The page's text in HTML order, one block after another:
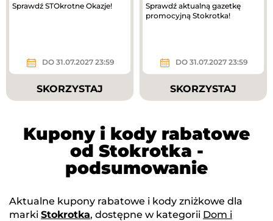
Sprawdź STOkrotne Okazje!
DO 31.07.2027 23:59
SKORZYSTAJ
Sprawdź aktualną gazetkę
promocyjną Stokrotka!
DO 31.07.2027 23:59
SKORZYSTAJ
Kupony i kody rabatowe
od Stokrotka -
podsumowanie
Aktualne kupony rabatowe i kody zniżkowe dla
marki Stokrotka, dostępne w kategorii Dom i